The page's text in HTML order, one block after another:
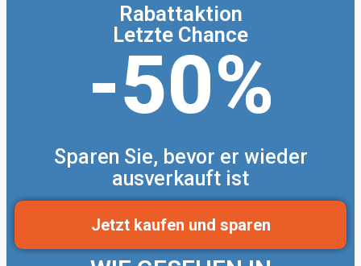
Rabattaktion
Letzte Chance
-50%
Sparen Sie, bevor er wieder
ausverkauft ist
Jetzt kaufen und sparen